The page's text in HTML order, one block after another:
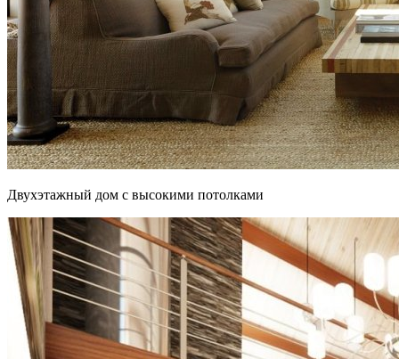
Двухэтажный дом с высокими потолками